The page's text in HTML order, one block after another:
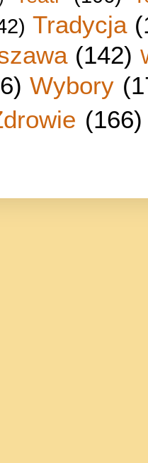
Tradycja
(142)
Wybory
(166)